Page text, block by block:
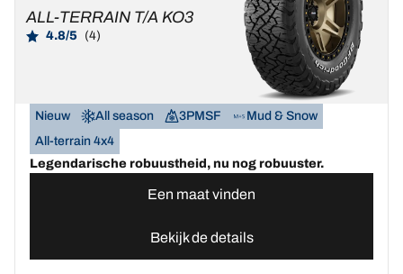
ALL-TERRAIN T/A KO3
4.8/5 (4)
Nieuw All season 3PMSF
Mud & Snow
All-terrain 4x4
Legendarische robuustheid, nu nog robuuster.
Een maat vinden
Bekijk de details